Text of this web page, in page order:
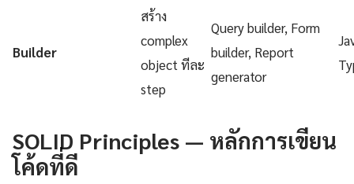
Builder
สร้าง
complex
object ทีละ
step
Query builder, Form
builder, Report
generator
SOLID Principles — หลักการเขียน
โค้ดที่ดี